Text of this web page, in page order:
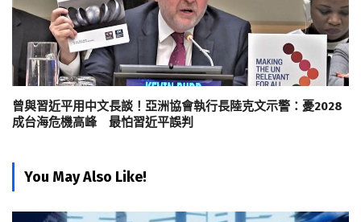
曾與習近平用中文長談！亞洲協會執行長陸克文示警：憂2028
成台海危機高峰 最怕習近平誤判
You May Also Like!